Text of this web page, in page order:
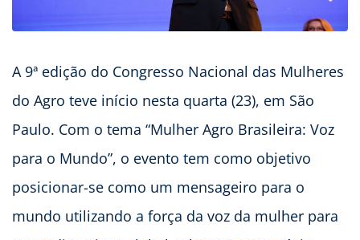
A 9ª edição do Congresso Nacional das Mulheres
do Agro teve início nesta quarta (23), em São
Paulo. Com o tema “Mulher Agro Brasileira: Voz
para o Mundo”, o evento tem como objetivo
posicionar-se como um mensageiro para o
mundo utilizando a força da voz da mulher para